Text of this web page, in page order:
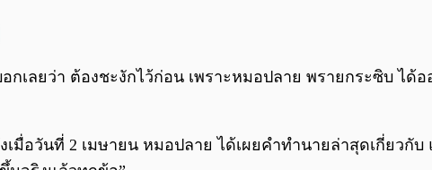
กเลยว่า ต้องชะงักไว้ก่อน เพราะหมอปลาย พรายกระซิบ ได้
เมื่อวันที่ 2 เมษายน หมอปลาย ได้เผยคำทำนายล่าสุดเกี่ยว